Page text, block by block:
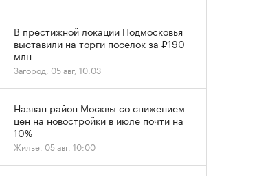
В престижной локации Подмосковья
выставили на торги поселок за ₽190
млн
Загород, 05 авг, 10:03
Назван район Москвы со снижением
цен на новостройки в июле почти на
10%
Жилье, 05 авг, 10:00